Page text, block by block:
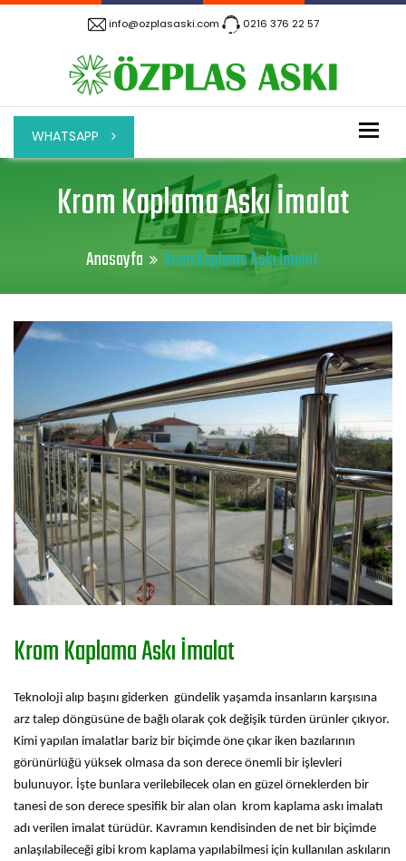
info@ozplasaski.com 0216 376 22 57
WHATSAPP
Krom Kaplama Askı İmalat
Anasayfa Krom Kaplama Askı İmalat
Krom Kaplama Askı İmalat
Teknoloji alıp başını giderken gündelik yaşamda insanların karşısına
arz talep döngüsüne de bağlı olarak çok değişik türden ürünler çıkıyor.
Kimi yapılan imalatlar bariz bir biçimde öne çıkar iken bazılarının
görünürlüğü yüksek olmasa da son derece önemli bir işlevleri
bulunuyor. İşte bunlara verilebilecek olan en güzel örneklerden bir
tanesi de son derece spesifik bir alan olan krom kaplama askı imalatı
adı verilen imalat türüdür. Kavramın kendisinden de net bir biçimde
anlaşılabileceği gibi krom kaplama yapılabilmesi için kullanılan askıların